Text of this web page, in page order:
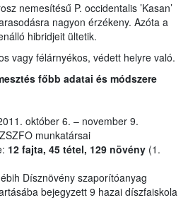
nemesítésű P. occidentalis ’Kasan’
nagyon érzékeny. Azóta a
hibridjeit ültetik.
vagy félárnyékos, védett helyre való.
főbb adatai és módszere
október 6. – november 9.
munkatársai
12 fajta, 45 tétel, 129 növény (1.
Dísznövény szaporítóanyag
bejegyzett 9 hazai díszfaiskola